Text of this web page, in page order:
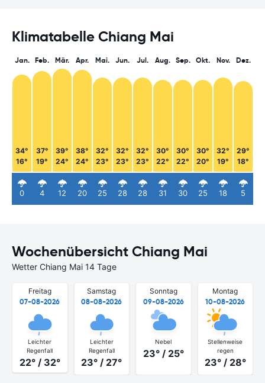
Klimatabelle Chiang Mai
Jan.
34°
16°
0
Feb.
37°
19°
4
Mär.
39°
24°
12
Apr.
38°
24°
20
Mai.
32°
23°
25
Jun.
32°
23°
28
Jul.
32°
23°
28
Aug.
30°
22°
31
Sep.
30°
22°
30
Okt.
30°
20°
25
Nov.
32°
19°
18
Dez.
29°
18°
5
Wochenübersicht Chiang Mai
Wetter Chiang Mai 14 Tage
Freitag
07-08-2026
Leichter
Regenfall
22° / 32°
Samstag
08-08-2026
Leichter
Regenfall
23° / 27°
Sonntag
09-08-2026
Nebel
23° / 25°
Montag
10-08-2026
Stellenweise
regen
23° / 28°